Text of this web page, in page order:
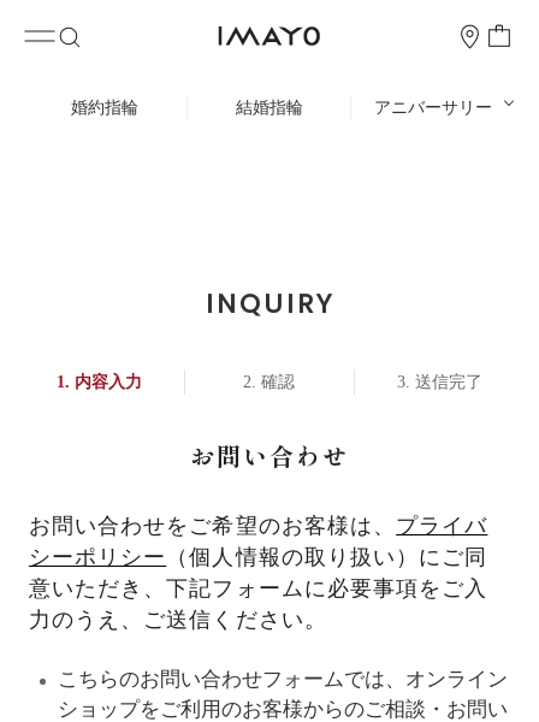
婚約指輪 結婚指輪 アニバーサリー
INQUIRY
内容入力 確認 送信完了
お問い合わせ
お問い合わせをご希望のお客様は、 プライバ
シーポリシー
（個人情報の取り扱い）にご同
意いただき、下記フォームに必要事項をご入
力のうえ、ご送信ください。
こちらのお問い合わせフォームでは、オンライン
ショップをご利用のお客様からのご相談・お問い